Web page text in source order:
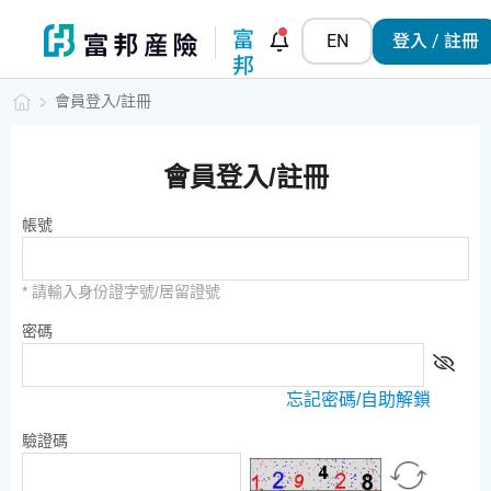
富
邦
EN 登入 / 註冊
會員登入/註冊
會員登入/註冊
帳號
* 請輸入身份證字號/居留證號
密碼
忘記密碼/自助解鎖
驗證碼